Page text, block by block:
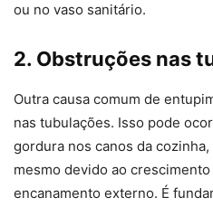
ou no vaso sanitário.
2. Obstruções nas
Outra causa comum de
nas tubulações. Isso pode
gordura nos canos da
mesmo devido ao
encanamento externo. É